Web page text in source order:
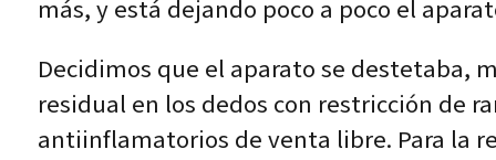
más, y está dejando poco a poco el
Decidimos que el aparato se destetaba,
residual en los dedos con restricción de
antiinflamatorios de venta libre. Para la